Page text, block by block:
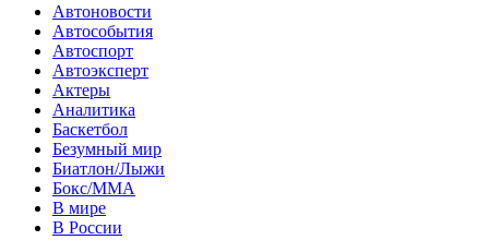
Автоновости
Автособытия
Автоспорт
Автоэксперт
Актеры
Аналитика
Баскетбол
Безумный мир
Биатлон/Лыжи
Бокс/MMA
В мире
В России